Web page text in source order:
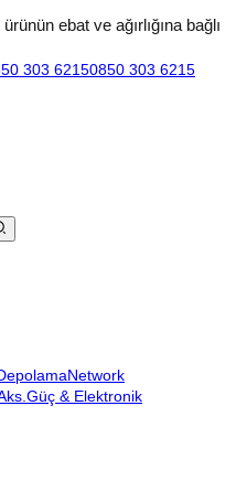
ebat ve ağırlığına bağlı
303 62150850 303 6215
Network
Güç & Elektronik